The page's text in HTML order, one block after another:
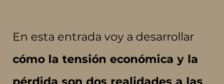
En esta entrada voy a desarrollar
cómo la tensión económica y la